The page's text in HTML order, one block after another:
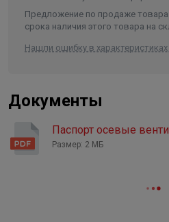
Предложение по продаже товара
срока наличия этого товара на
Нашли ошибку в
Документы
Паспорт осевые
Размер: 2 МБ